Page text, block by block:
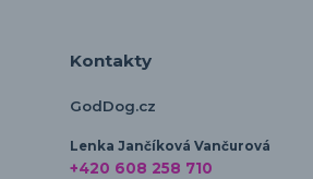
Kontakty
GodDog.cz
Lenka Jančíková Vančurová
+420 608 258 710